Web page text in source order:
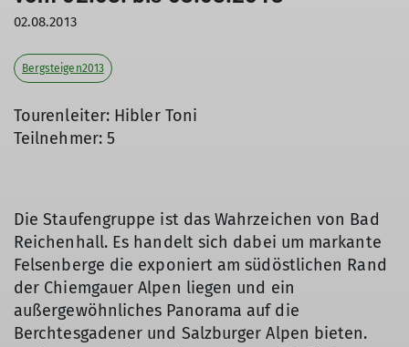
02.08.2013
Bergsteigen2013
Tourenleiter: Hibler Toni
Teilnehmer: 5
Die Staufengruppe ist das Wahrzeichen von Bad
Reichenhall. Es handelt sich dabei um markante
Felsenberge die exponiert am südöstlichen Rand
der Chiemgauer Alpen liegen und ein
außergewöhnliches Panorama auf die
Berchtesgadener und Salzburger Alpen bieten.